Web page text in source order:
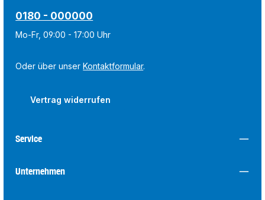
0180 - 000000
Mo-Fr, 09:00 - 17:00 Uhr
Oder über unserKontaktformular.
Vertrag widerrufen
Service
Unternehmen